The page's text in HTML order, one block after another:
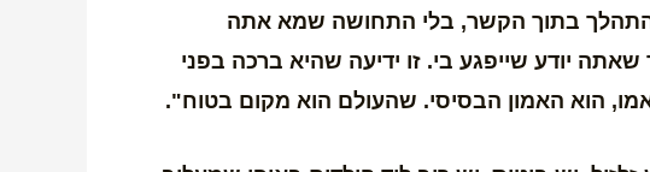
להתהלך בתוך הקשר, בלי התחושה שמא אתה
יודע שייפגע בי. זו ידיעה שהיא ברכה בפני
הוא האמון הבסיסי. שהעולם הוא מקום בטוח".